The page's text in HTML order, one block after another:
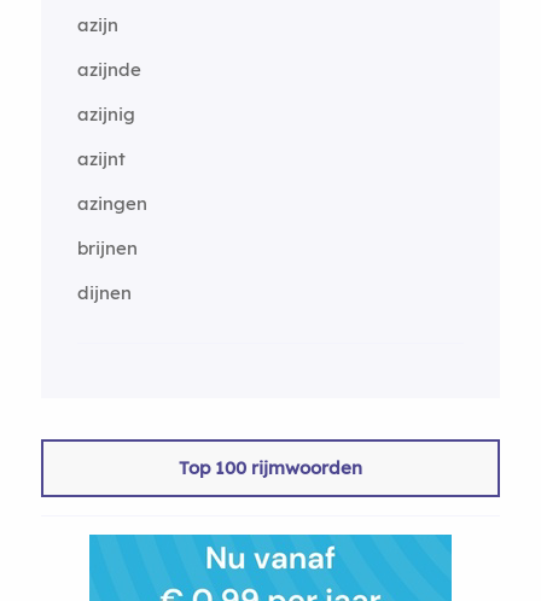
azijn
azijnde
azijnig
azijnt
azingen
brijnen
dijnen
Top 100 rijmwoorden